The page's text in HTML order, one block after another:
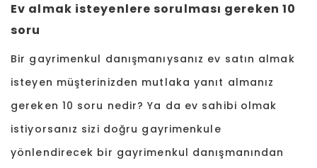
Ev almak isteyenlere sorulması gereken 10
soru
Bir gayrimenkul danışmanıysanız ev satın almak
isteyen müşterinizden mutlaka yanıt almanız
gereken 10 soru nedir? Ya da ev sahibi olmak
istiyorsanız sizi doğru gayrimenkule
yönlendirecek bir gayrimenkul danışmanından